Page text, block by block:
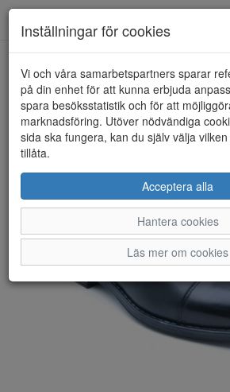
HEM BUGATTI
Inställningar för cookies
Vi och våra samarbetspartners sparar
på din enhet för att kunna erbjuda
spara besöksstatistik och för att
marknadsföring. Utöver nödvändiga
sida ska fungera, kan du själv välja
tillåta.
Acceptera alla
Hantera cookies
Läs mer om cookies